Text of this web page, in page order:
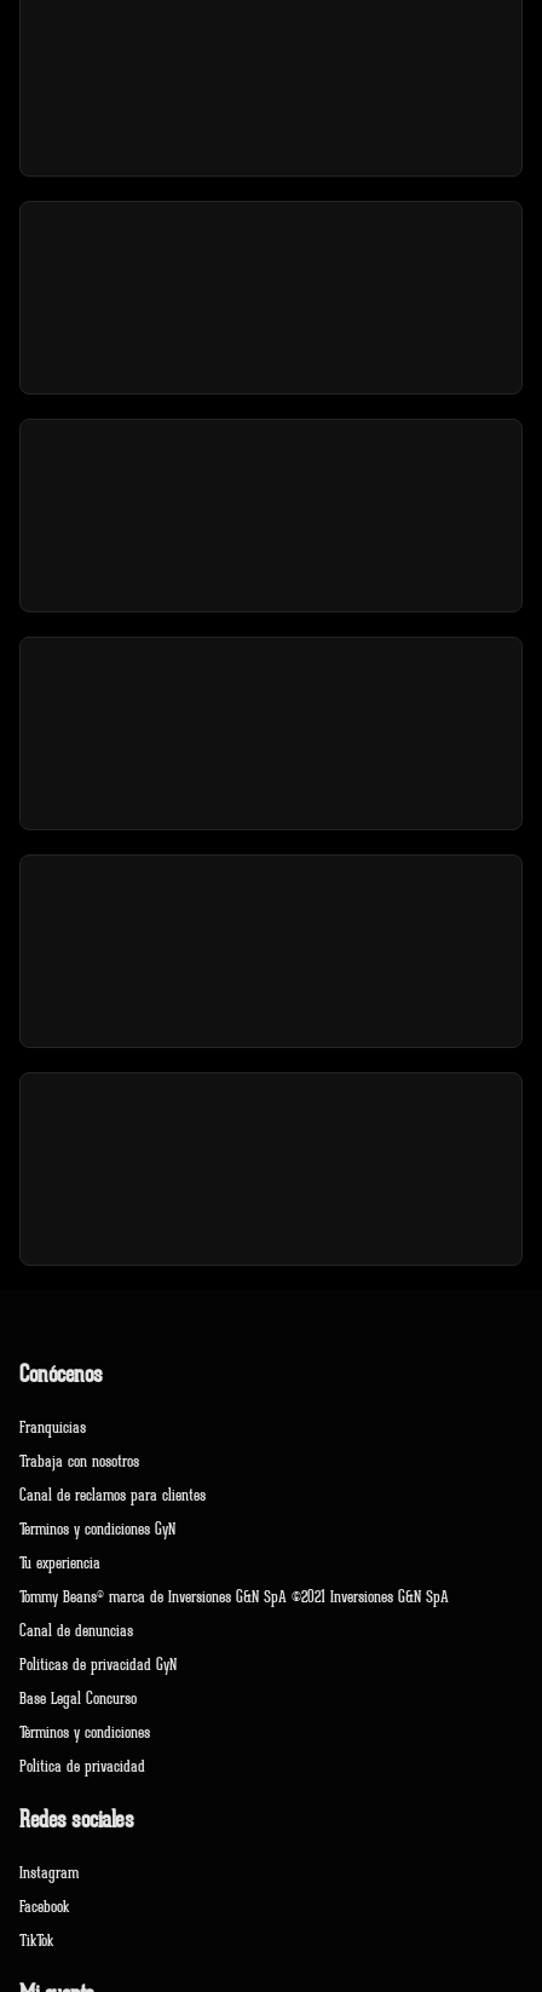
Conócenos
Franquicias
Trabaja con nosotros
Canal de reclamos para clientes
Terminos y condiciones GyN
Tu experiencia
Tommy Beans® marca de Inversiones G&N SpA ©2021 Inversiones G&N SpA
Canal de denuncias
Políticas de privacidad GyN
Base Legal Concurso
Términos y condiciones
Política de privacidad
Redes sociales
Instagram
Facebook
TikTok